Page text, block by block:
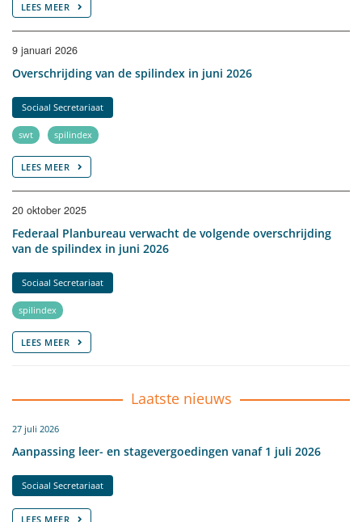
LEES MEER
9 januari 2026
Overschrijding van de spilindex in juni 2026
Sociaal Secretariaat
swt spilindex
LEES MEER
20 oktober 2025
Federaal Planbureau verwacht de volgende overschrijding
van de spilindex in juni 2026
Sociaal Secretariaat
spilindex
LEES MEER
Laatste nieuws
27 juli 2026
Aanpassing leer- en stagevergoedingen vanaf 1 juli 2026
Sociaal Secretariaat
LEES MEER